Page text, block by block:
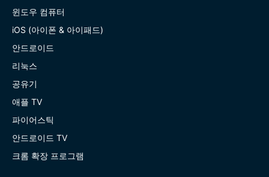
윈도우 컴퓨터
iOS (아이폰 & 아이패드)
안드로이드
리눅스
공유기
애플 TV
파이어스틱
안드로이드 TV
크롬 확장 프로그램